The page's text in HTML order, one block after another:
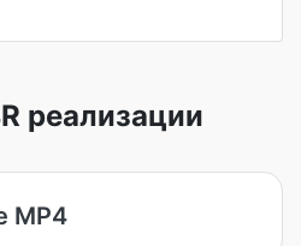
реализации
MP4